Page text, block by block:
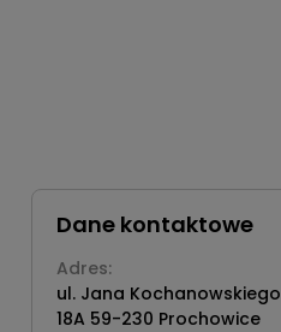
Dane kontaktowe
Adres:
ul. Jana Kochanowskiego
18A 59-230 Prochowice